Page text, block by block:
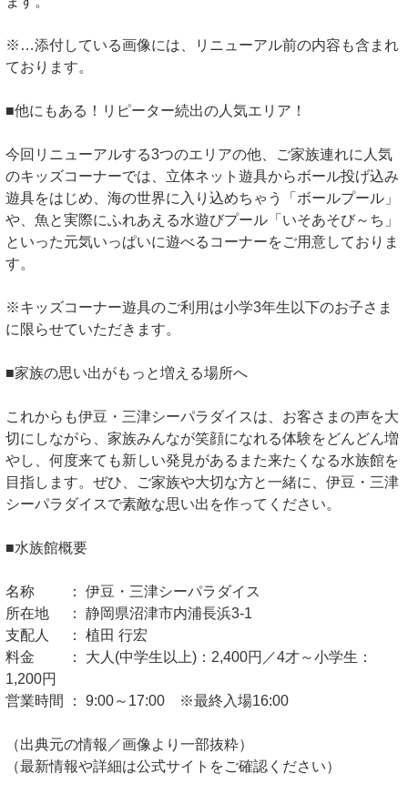
※…添付している画像には、リニューアル前の内容も含まれ
ております。
■他にもある！リピーター続出の人気エリア！
今回リニューアルする3つのエリアの他、ご家族連れに人気
のキッズコーナーでは、立体ネット遊具からボール投げ込み
遊具をはじめ、海の世界に入り込めちゃう「ボールプール」
や、魚と実際にふれあえる水遊びプール「いそあそび～ち」
といった元気いっぱいに遊べるコーナーをご用意しておりま
す。
※キッズコーナー遊具のご利用は小学3年生以下のお子さま
に限らせていただきます。
■家族の思い出がもっと増える場所へ
これからも伊豆・三津シーパラダイスは、お客さまの声を大
切にしながら、家族みんなが笑顔になれる体験をどんどん増
やし、何度来ても新しい発見があるまた来たくなる水族館を
目指します。ぜひ、ご家族や大切な方と一緒に、伊豆・三津
シーパラダイスで素敵な思い出を作ってください。
■水族館概要
名称 ： 伊豆・三津シーパラダイス
所在地 ： 静岡県沼津市内浦長浜3-1
支配人 ： 植田 行宏
料金 ： 大人(中学生以上)：2,400円／4才～小学生：
1,200円
営業時間 ： 9:00～17:00 ※最終入場16:00
（出典元の情報／画像より一部抜粋）
（最新情報や詳細は公式サイトをご確認ください）